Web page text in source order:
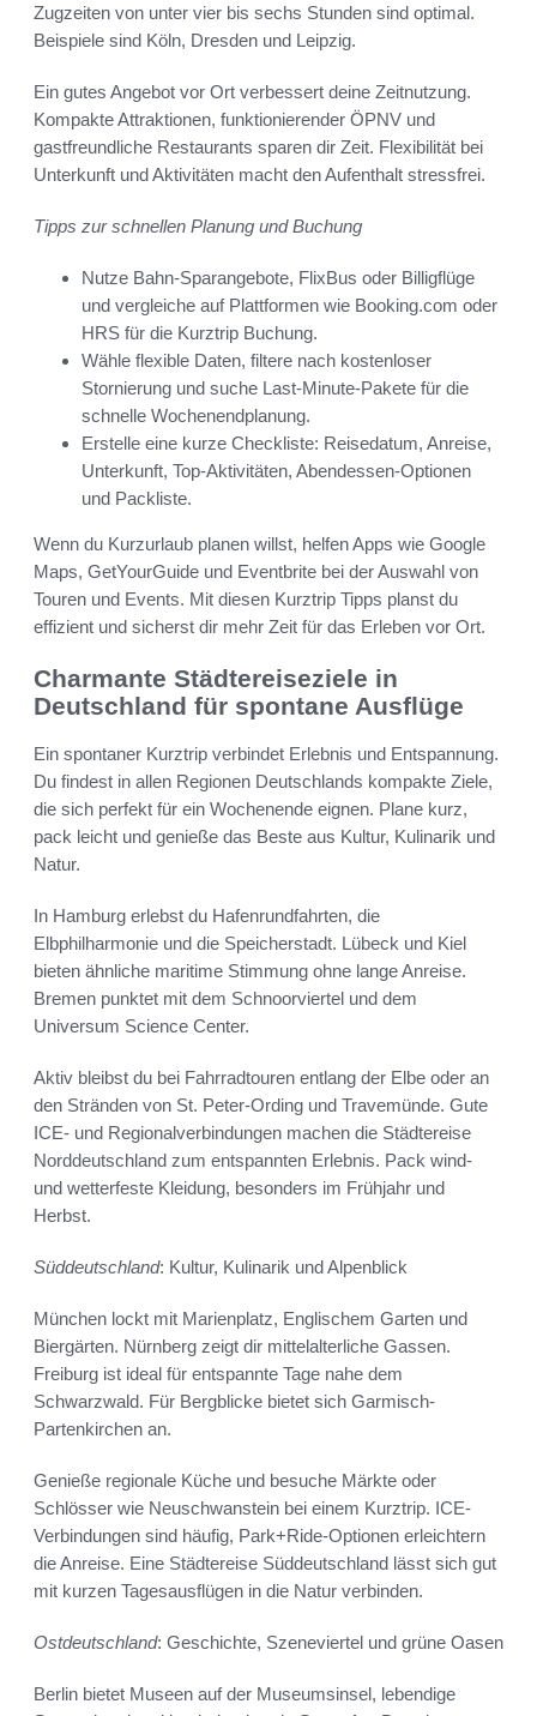
Zugzeiten von unter vier bis sechs Stunden sind optimal.
Beispiele sind Köln, Dresden und Leipzig.
Ein gutes Angebot vor Ort verbessert deine Zeitnutzung.
Kompakte Attraktionen, funktionierender ÖPNV und
gastfreundliche Restaurants sparen dir Zeit. Flexibilität bei
Unterkunft und Aktivitäten macht den Aufenthalt stressfrei.
Tipps zur schnellen Planung und Buchung
Nutze Bahn-Sparangebote, FlixBus oder Billigflüge
und vergleiche auf Plattformen wie Booking.com oder
HRS für die Kurztrip Buchung.
Wähle flexible Daten, filtere nach kostenloser
Stornierung und suche Last-Minute-Pakete für die
schnelle Wochenendplanung.
Erstelle eine kurze Checkliste: Reisedatum, Anreise,
Unterkunft, Top-Aktivitäten, Abendessen-Optionen
und Packliste.
Wenn du Kurzurlaub planen willst, helfen Apps wie Google
Maps, GetYourGuide und Eventbrite bei der Auswahl von
Touren und Events. Mit diesen Kurztrip Tipps planst du
effizient und sicherst dir mehr Zeit für das Erleben vor Ort.
Charmante Städtereiseziele in
Deutschland für spontane Ausflüge
Ein spontaner Kurztrip verbindet Erlebnis und Entspannung.
Du findest in allen Regionen Deutschlands kompakte Ziele,
die sich perfekt für ein Wochenende eignen. Plane kurz,
pack leicht und genieße das Beste aus Kultur, Kulinarik und
Natur.
In Hamburg erlebst du Hafenrundfahrten, die
Elbphilharmonie und die Speicherstadt. Lübeck und Kiel
bieten ähnliche maritime Stimmung ohne lange Anreise.
Bremen punktet mit dem Schnoorviertel und dem
Universum Science Center.
Aktiv bleibst du bei Fahrradtouren entlang der Elbe oder an
den Stränden von St. Peter-Ording und Travemünde. Gute
ICE- und Regionalverbindungen machen die Städtereise
Norddeutschland zum entspannten Erlebnis. Pack wind-
und wetterfeste Kleidung, besonders im Frühjahr und
Herbst.
Süddeutschland: Kultur, Kulinarik und Alpenblick
München lockt mit Marienplatz, Englischem Garten und
Biergärten. Nürnberg zeigt dir mittelalterliche Gassen.
Freiburg ist ideal für entspannte Tage nahe dem
Schwarzwald. Für Bergblicke bietet sich Garmisch-
Partenkirchen an.
Genieße regionale Küche und besuche Märkte oder
Schlösser wie Neuschwanstein bei einem Kurztrip. ICE-
Verbindungen sind häufig, Park+Ride-Optionen erleichtern
die Anreise. Eine Städtereise Süddeutschland lässt sich gut
mit kurzen Tagesausflügen in die Natur verbinden.
Ostdeutschland: Geschichte, Szeneviertel und grüne Oasen
Berlin bietet Museen auf der Museumsinsel, lebendige